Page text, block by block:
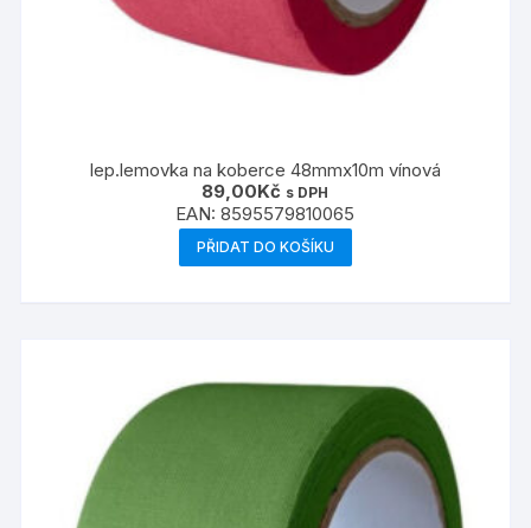
lep.lemovka na koberce 48mmx10m vínová
89,00Kč s DPH
EAN:8595579810065
PŘIDAT DO KOŠÍKU